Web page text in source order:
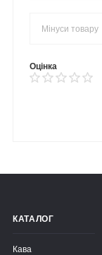
Оцінка
КАТАЛОГ
Кава